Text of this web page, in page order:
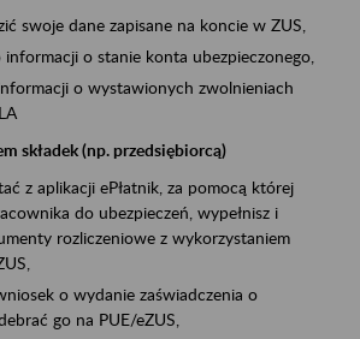
swoje dane zapisane na koncie w ZUS,
informacji o stanie konta ubezpieczonego,
o wystawionych zwolnieniach
składek (np. przedsiębiorcą)
z aplikacji ePłatnik, za pomocą której
do ubezpieczeń, wypełnisz i
rozliczeniowe z wykorzystaniem
o wydanie zaświadczenia o
go na PUE/eZUS,